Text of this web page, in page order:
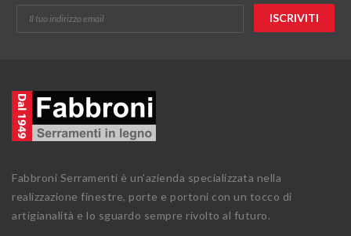
Fabbroni Serramenti è un'azienda specializzata nella
realizzazione finestre, porte e portoni con un tocco di
artigianalità e lo sguardo sempre rivolto al futuro.